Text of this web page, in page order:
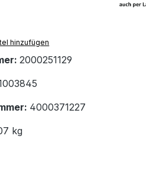
hinzufügen
2000251129
4000371227
kg